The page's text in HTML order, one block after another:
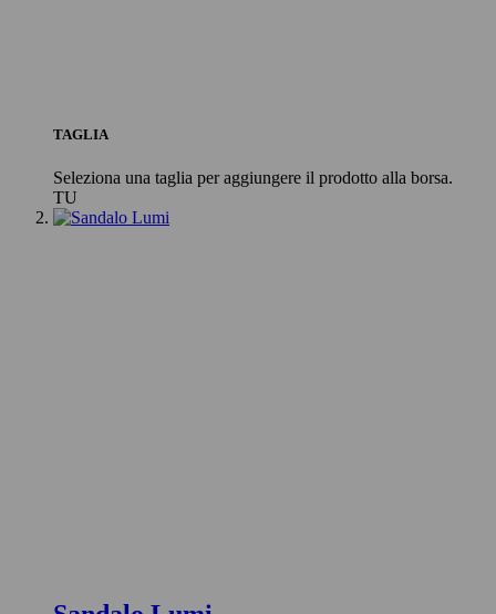
TAGLIA
Seleziona una taglia per aggiungere il prodotto alla borsa.
TU